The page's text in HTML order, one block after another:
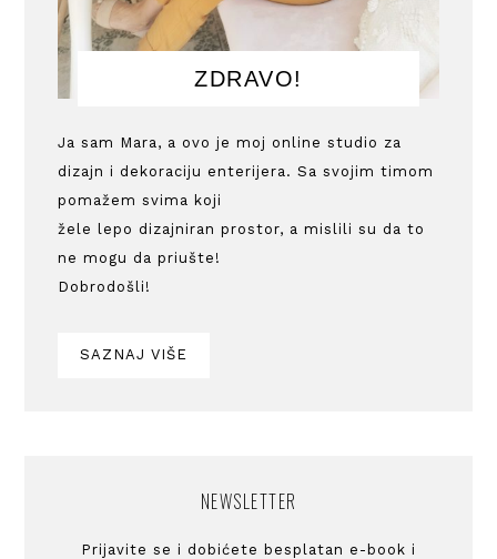
ZDRAVO!
Ja sam Mara, a ovo je moj online studio za
dizajn i dekoraciju enterijera. Sa svojim timom
pomažem svima koji
žele lepo dizajniran prostor, a mislili su da to
ne mogu da priušte!
Dobrodošli!
SAZNAJ VIŠE
NEWSLETTER
Prijavite se i dobićete besplatan e-book i